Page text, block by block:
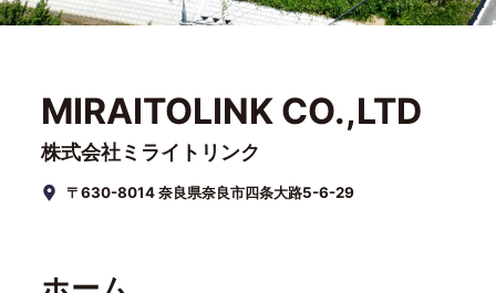
MIRAITOLINK CO.,LTD
株式会社ミライトリンク
〒630-8014 奈良県奈良市四条大路5-6-29